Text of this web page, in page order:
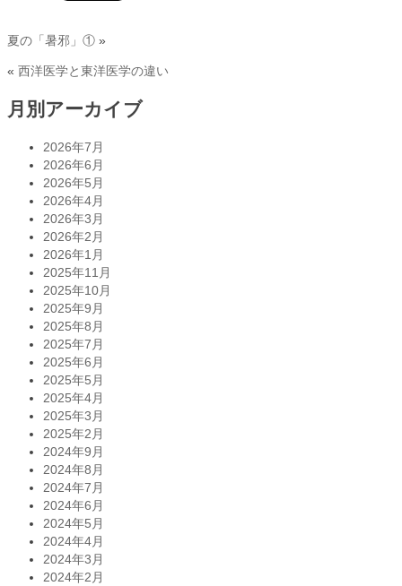
夏の「暑邪」① »
« 西洋医学と東洋医学の違い
月別アーカイブ
2026年7月
2026年6月
2026年5月
2026年4月
2026年3月
2026年2月
2026年1月
2025年11月
2025年10月
2025年9月
2025年8月
2025年7月
2025年6月
2025年5月
2025年4月
2025年3月
2025年2月
2024年9月
2024年8月
2024年7月
2024年6月
2024年5月
2024年4月
2024年3月
2024年2月